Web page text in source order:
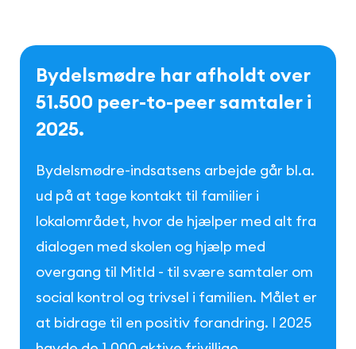
Bydelsmødre har afholdt over
51.500 peer-to-peersamtaler i
2025.
Bydelsmødre-indsatsens arbejde går bl.a.
ud på at tage kontakt til familier i
lokalområdet, hvor de hjælper med alt fra
dialogen med skolen og hjælp med
overgang til MitId - til svære samtaler om
social kontrol og trivsel i familien. Målet er
at bidrage til en positiv forandring. I 2025